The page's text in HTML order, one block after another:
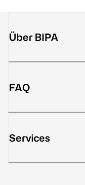
Über BIPA
FAQ
Services